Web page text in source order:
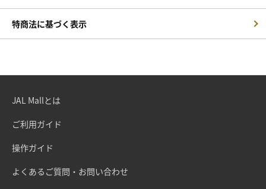
特商法に基づく表示
JAL Mallとは
ご利用ガイド
操作ガイド
よくあるご質問・お問い合わせ